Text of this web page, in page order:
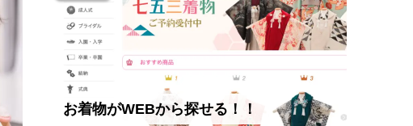
お着物がWEBから探せる！！